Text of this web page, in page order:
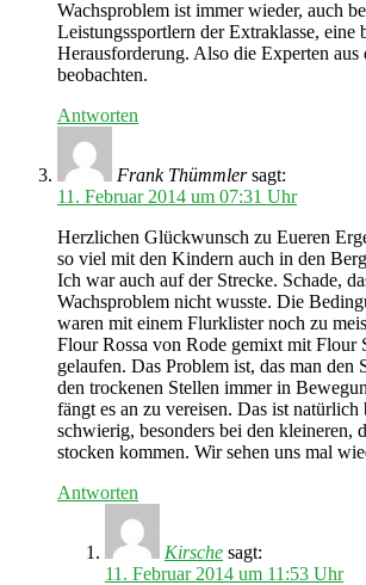
Wachsproblem ist immer wieder, auch
Leistungssportlern der Extraklasse, eine
Herausforderung. Also die Experten aus
beobachten.
Antworten
Frank Thümmler sagt:
11. Februar 2014 um 07:31 Uhr
Herzlichen Glückwunsch zu Eueren
so viel mit den Kindern auch in den
Ich war auch auf der Strecke. Schade,
Wachsproblem nicht wusste. Die
waren mit einem Flurklister noch zu
Flour Rossa von Rode gemixt mit Flour
gelaufen. Das Problem ist, das man den
den trockenen Stellen immer in
fängt es an zu vereisen. Das ist
schwierig, besonders bei den kleineren,
stocken kommen. Wir sehen uns mal
Antworten
Kirsche sagt:
11. Februar 2014 um 11:53 Uhr